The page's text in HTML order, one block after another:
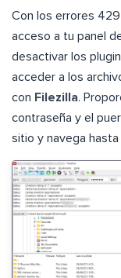
Con los errores
acceso a tu panel
desactivar los
acceder a los
con Filezilla.
contraseña y el
sitio y navega